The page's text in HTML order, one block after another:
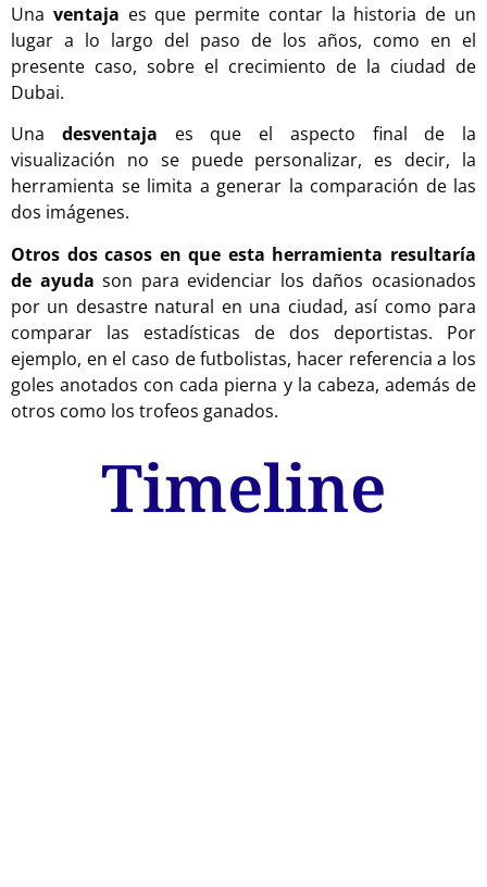
Una ventaja es que permite contar la historia de un
lugar a lo largo del paso de los años, como en el
presente caso, sobre el crecimiento de la ciudad de
Dubai.
Una desventaja es que el aspecto final de la
visualización no se puede personalizar, es decir, la
herramienta se limita a generar la comparación de las
dos imágenes.
Otros dos casos en que esta herramienta resultaría
de ayuda son para evidenciar los daños ocasionados
por un desastre natural en una ciudad, así como para
comparar las estadísticas de dos deportistas. Por
ejemplo, en el caso de futbolistas, hacer referencia a los
goles anotados con cada pierna y la cabeza, además de
otros como los trofeos ganados.
Timeline